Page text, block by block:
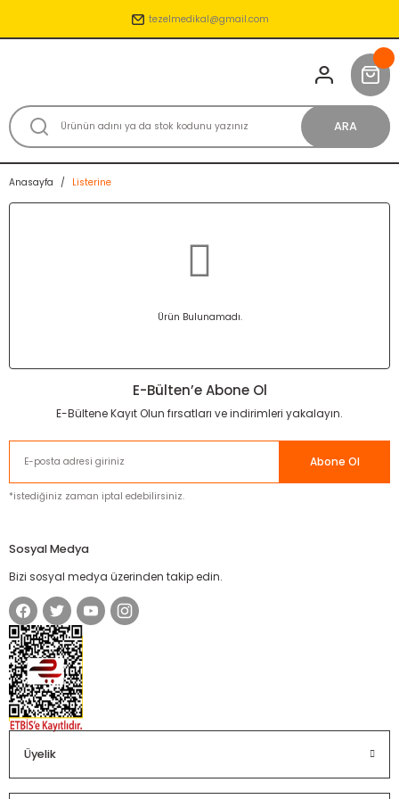
tezelmedikal@gmail.com
ARA
Anasayfa Listerine
Ürün Bulunamadı.
E-Bülten’e Abone Ol
E-Bültene Kayıt Olun fırsatları ve indirimleri yakalayın.
Abone Ol
*istediğiniz zaman iptal edebilirsiniz.
Sosyal Medya
Bizi sosyal medya üzerinden takip edin.
Üyelik